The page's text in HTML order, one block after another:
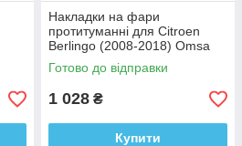
Накладки на фари
протитуманні для Citroen
Berlingo (2008-2018) Omsa
Line Пластик (2 шт.)
Готово до відправки
1 028 ₴
Купити